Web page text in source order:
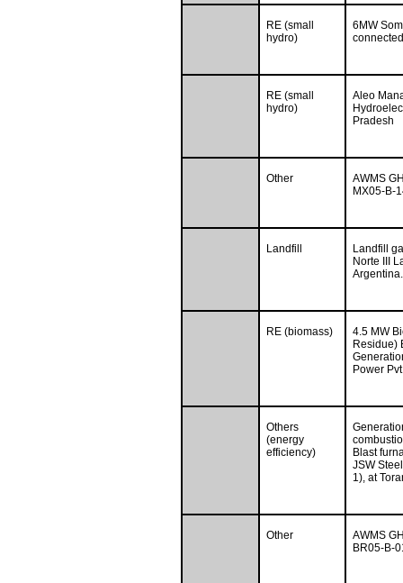
RE (small
hydro)
6MW
RE (small
hydro)
Aleo
Pradesh
Other
AWMS
MX05-B-
Landfill
Landfill
Norte III
Argentina.
RE (biomass)
4.5 MW
Residue)
Power
Others
(energy
efficiency)
Blast
JSW
1), at
Other
AWMS
BR05-B-